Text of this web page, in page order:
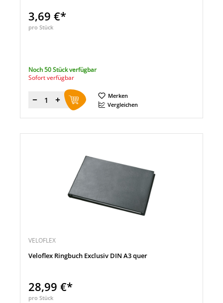
3,69 €*
pro Stück
Noch 50 Stück verfügbar
Sofort verfügbar
Menge
Merken
Vergleichen
VELOFLEX
Veloflex Ringbuch Exclusiv DIN A3 quer
28,99 €*
pro Stück